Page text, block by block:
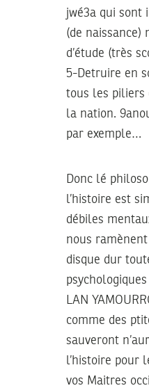
jwé3a qui sont
(de naissance)
d’étude (très
5-Detruire en
tous les piliers
la nation.
par exemple…
Donc lé
l’histoire est
débiles
nous
disque dur
LAN
comme des
sauveront
l’histoire pour
vos Maitres